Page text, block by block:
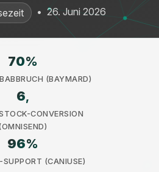
• 26. Juni 2026
70%
(BAYMARD)
6,
CONVERSION
96%
SUPPORT (CANIUSE)